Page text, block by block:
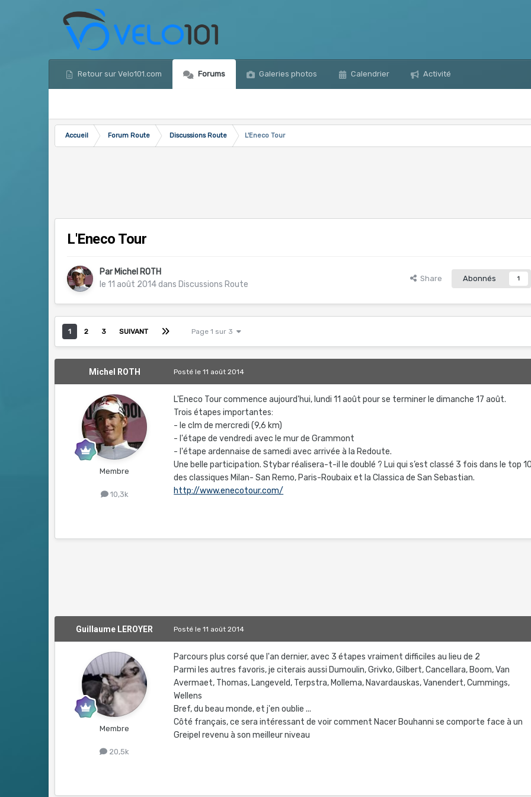
Retour sur Velo101.com Forums Galeries photos Calendrier Activité
Accueil Forum Route Discussions Route L'Eneco Tour
L'Eneco Tour
Par Michel ROTH
le 11 août 2014dans Discussions Route
Share Abonnés 1
1 2 3 SUIVANT Page 1 sur 3
Michel ROTH
Membre
10,3k
Postéle 11 août 2014
L'Eneco Tour commence aujourd'hui, lundi 11 août pour se terminer le dimanche 17 août.
Trois étapes importantes:
- le clm de mercredi (9,6 km)
- l'étape de vendredi avec le mur de Grammont
- l'étape ardennaise de samedi avec arrivée à la Redoute.
Une belle participation. Stybar réalisera-t-il le doublé ? Lui qui s’est classé 3 fois dans le top
des classiques Milan- San Remo, Paris-Roubaix et la Classica de San Sebastian.
http://www.enecotour.com/
Guillaume LEROYER
Membre
20,5k
Postéle 11 août 2014
Parcours plus corsé que l'an dernier, avec 3 étapes vraiment difficiles au lieu de 2
Parmi les autres favoris, je citerais aussi Dumoulin, Grivko, Gilbert, Cancellara, Boom, Van
Avermaet, Thomas, Langeveld, Terpstra, Mollema, Navardauskas, Vanendert, Cummings,
Wellens
Bref, du beau monde, et j'en oublie ...
Côté français, ce sera intéressant de voir comment Nacer Bouhanni se comporte face à un
Greipel revenu à son meilleur niveau